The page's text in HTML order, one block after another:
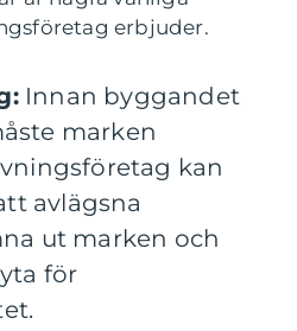
erbjuder.
Innan byggandet
marken
kan
avlägsna
ut marken och
för